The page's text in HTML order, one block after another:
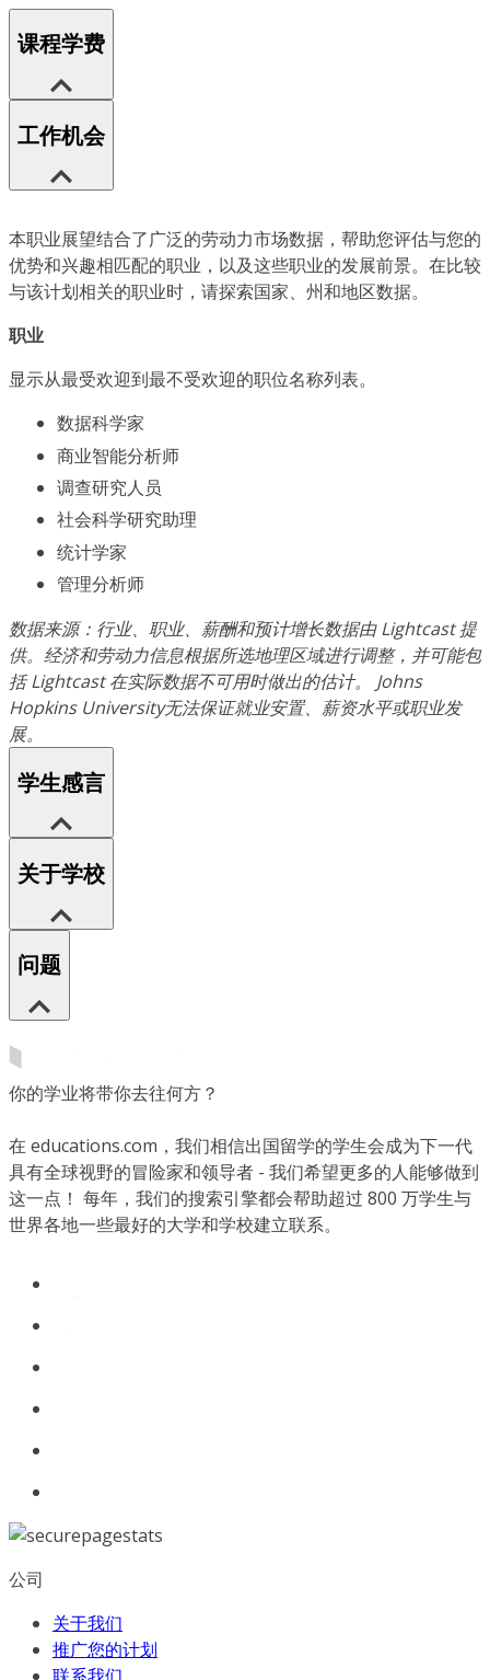
课程学费
工作机会
本职业展望结合了广泛的劳动力市场数据，帮助您评估与您的
优势和兴趣相匹配的职业，以及这些职业的发展前景。在比较
与该计划相关的职业时，请探索国家、州和地区数据。
职业
显示从最受欢迎到最不受欢迎的职位名称列表。
数据科学家
商业智能分析师
调查研究人员
社会科学研究助理
统计学家
管理分析师
数据来源：行业、职业、薪酬和预计增长数据由 Lightcast 提
供。经济和劳动力信息根据所选地理区域进行调整，并可能包
括 Lightcast 在实际数据不可用时做出的估计。 Johns
Hopkins University无法保证就业安置、薪资水平或职业发
展。
学生感言
关于学校
问题
你的学业将带你去往何方？
在 educations.com，我们相信出国留学的学生会成为下一代
具有全球视野的冒险家和领导者 - 我们希望更多的人能够做到
这一点！ 每年，我们的搜索引擎都会帮助超过 800 万学生与
世界各地一些最好的大学和学校建立联系。
公司
关于我们
推广您的计划